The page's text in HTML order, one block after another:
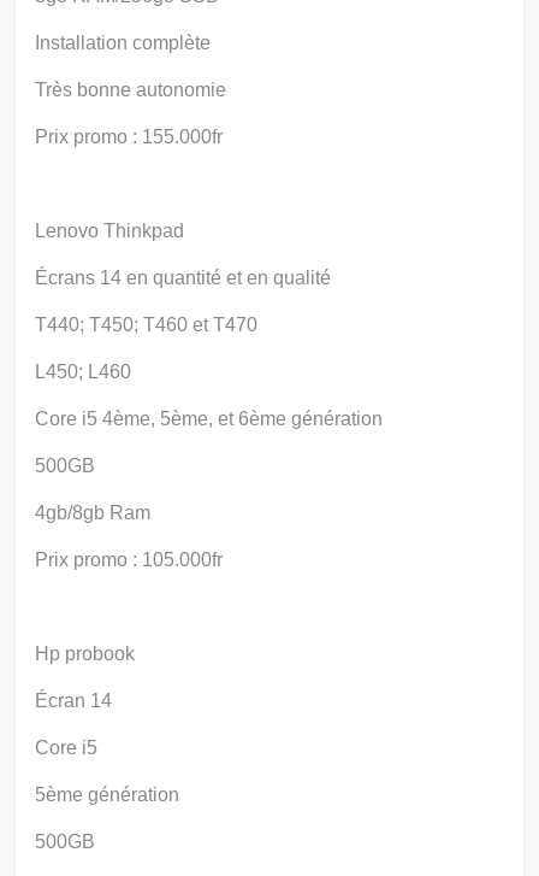
Installation complète
Très bonne autonomie
Prix promo : 155.000fr
Lenovo Thinkpad
Écrans 14 en quantité et en qualité
T440; T450; T460 et T470
L450; L460
Core i5 4ème, 5ème, et 6ème génération
500GB
4gb/8gb Ram
Prix promo : 105.000fr
Hp probook
Écran 14
Core i5
5ème génération
500GB